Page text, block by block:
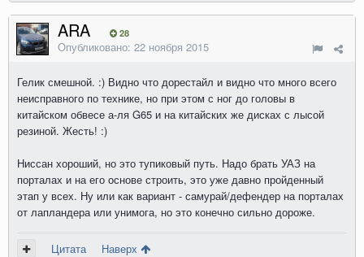
ARA 28
Опубликовано: 22 ноября 2015
Гелик смешной. :) Видно что дорестайл и видно что много всего
неисправного по технике, но при этом с ног до головы в
китайском обвесе а-ля G65 и на китайских же дисках с лысой
резиной. Жесть! :)
Ниссан хороший, но это тупиковый путь. Надо брать УАЗ на
порталах и на его основе строить, это уже давно пройденный
этап у всех. Ну или как вариант - самурай/дефендер на порталах
от лапландера или унимога, но это конечно сильно дороже.
Цитата Наверх